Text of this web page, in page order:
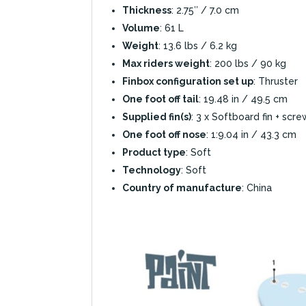
Thickness: 2.75″ / 7.0 cm
Volume: 61 L
Weight: 13.6 lbs / 6.2 kg
Max riders weight: 200 lbs / 90 kg
Finbox configuration set up: Thruster
One foot off tail: 19.48 in / 49.5 cm
Supplied fin(s): 3 x Softboard fin +
One foot off nose: 1:9.04 in / 43.3 cm
Product type: Soft
Technology: Soft
Country of manufacture: China